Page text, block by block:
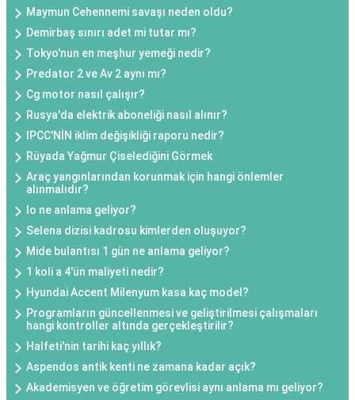
Maymun Cehennemi savaşı neden oldu?
Demirbaş sınırı adet mi tutar mı?
Tokyo'nun en meşhur yemeği nedir?
Predator 2 ve Av 2 aynı mı?
Cg motor nasıl çalışır?
Rusya'da elektrik aboneliği nasıl alınır?
IPCC'NİN iklim değişikliği raporu nedir?
Rüyada Yağmur Çiselediğini Görmek
Araç yangınlarından korunmak için hangi önlemler
alınmalıdır?
Io ne anlama geliyor?
Selena dizisi kadrosu kimlerden oluşuyor?
Mide bulantısı 1 gün ne anlama geliyor?
1 koli a 4'ün maliyeti nedir?
Hyundai Accent Milenyum kasa kaç model?
Programların güncellenmesi ve geliştirilmesi çalışmaları
hangi kontroller altında gerçekleştirilir?
Halfeti'nin tarihi kaç yıllık?
Aspendos antik kenti ne zamana kadar açık?
Akademisyen ve öğretim görevlisi aynı anlama mı geliyor?